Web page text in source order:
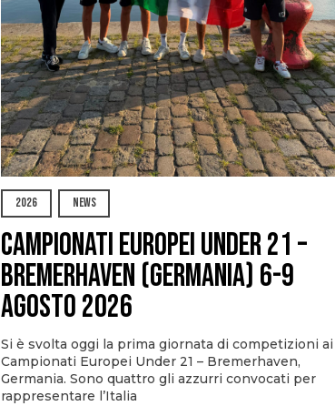
2026
NEWS
Campionati Europei Under 21 –
Bremerhaven (Germania) 6-9
agosto 2026
Si è svolta oggi la prima giornata di competizioni ai
Campionati Europei Under 21 – Bremerhaven,
Germania. Sono quattro gli azzurri convocati per
rappresentare l’Italia